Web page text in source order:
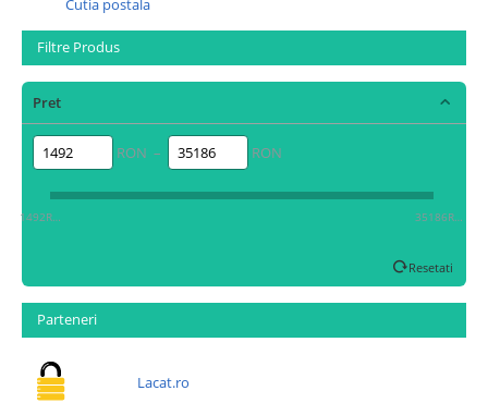
Cutia postala
Filtre Produs
Pret
RON – RON
1492RON 35186RON
Resetati
Parteneri
Lacat.ro